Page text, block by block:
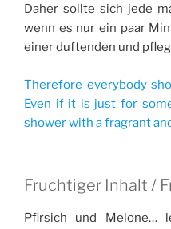
Daher sollte sich jede
wenn es nur ein paar
einer duftenden und
Therefore everybody
Even if it is just for
shower with a fragrant
Fruchtiger Inhalt /
Pfirsich und Melone…